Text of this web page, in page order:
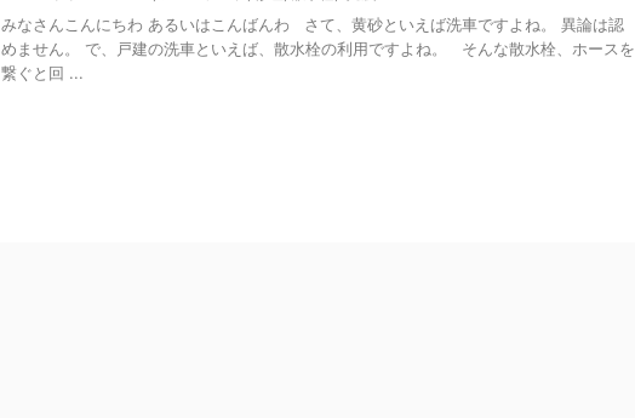
みなさんこんにちわ あるいはこんばんわ さて、黄砂といえば洗車ですよね。 異論は認
めません。 で、戸建の洗車といえば、散水栓の利用ですよね。 そんな散水栓、ホースを
繋ぐと回 ...